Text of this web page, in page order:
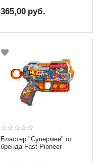
365,00 руб.
Бластер "Супермен" от
бренда Fast Pioneer